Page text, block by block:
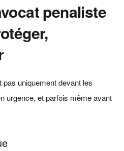
penaliste
pas uniquement devant les
urgence, et parfois même avant